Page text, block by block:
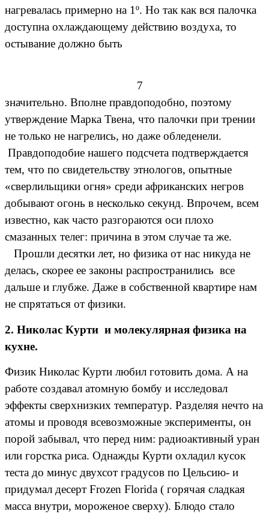
нагревалась примерно на 1º. Но так как вся палочка
доступна охлаждающему действию воздуха, то
остывание должно быть
7
значительно. Вполне правдоподобно, поэтому
утверждение Марка Твена, что палочки при трении
не только не нагрелись, но даже обледенели.
Правдоподобие нашего подсчета подтверждается
тем, что по свидетельству этнологов, опытные
«сверлильщики огня» среди африканских негров
добывают огонь в несколько секунд. Впрочем, всем
известно, как часто разгораются оси плохо
смазанных телег: причина в этом случае та же.
Прошли десятки лет, но физика от нас никуда не
делась, скорее ее законы распространились все
дальше и глубже. Даже в собственной квартире нам
не спрятаться от физики.
2. Николас Курти и молекулярная физика на
кухне.
Физик Николас Курти любил готовить дома. А на
работе создавал атомную бомбу и исследовал
эффекты сверхнизких температур. Разделяя нечто на
атомы и проводя всевозможные эксперименты, он
порой забывал, что перед ним: радиоактивный уран
или горстка риса. Однажды Курти охладил кусок
теста до минус двухсот градусов по Цельсию- и
придумал десерт Frozen Florida ( горячая сладкая
масса внутри, мороженое сверху). Блюдо стало